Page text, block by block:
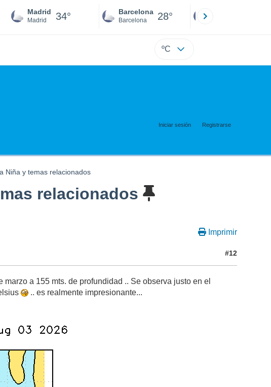
Madrid
Madrid 34° Barcelona
Barcelona 28°
ºC
Iniciar sesión Registrarse
Niña y temas relacionados
relacionados
Imprimir
#12
a 155 mts. de profundidad .. Se observa justo en el
.. es realmente impresionante...